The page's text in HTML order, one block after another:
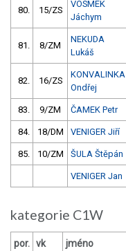
80. 15/ZS
VOSMEK
Jáchym
81. 8/ZM
NEKUDA
Lukáš
82. 16/ZS
KONVALINKA
Ondřej
83. 9/ZM ČAMEK Petr
84. 18/DM VENIGER Jiří
85. 10/ZM ŠULA Štěpán
VENIGER Jan
kategorie C1W
por. vk jméno